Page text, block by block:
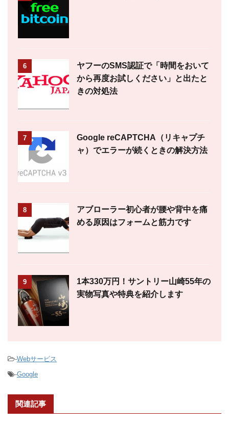
6
ヤフーのSMS認証で「時間をおいて
から再度お試しください」と出たと
きの対処法
7
Google reCAPTCHA（リキャプチ
ャ）でエラーが続くときの解決方法
8
アブローラー初心者が腰や背中を痛
める原因はフォームと筋力です
9
1本330万円！サントリー山崎55年の
実物写真や特典を紹介します
-Webサービス
-Google
関連記事